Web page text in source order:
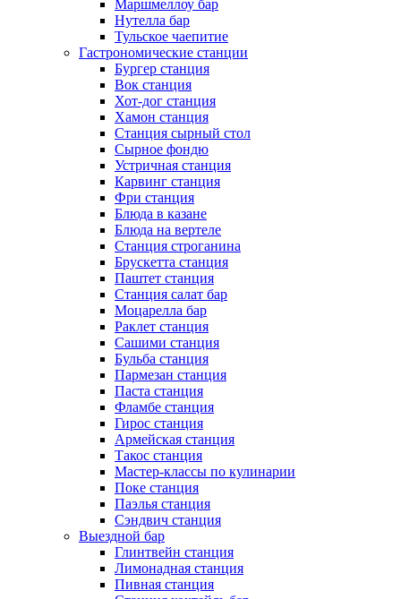
Маршмеллоу бар
Нутелла бар
Тульское чаепитие
Гастрономические станции
Бургер станция
Вок станция
Хот-дог станция
Хамон станция
Станция сырный стол
Сырное фондю
Устричная станция
Карвинг станция
Фри станция
Блюда в казане
Блюда на вертеле
Станция строганина
Брускетта станция
Паштет станция
Станция салат бар
Моцарелла бар
Раклет станция
Сашими станция
Бульба станция
Пармезан станция
Паста станция
Фламбе станция
Гирос станция
Армейская станция
Такос станция
Мастер-классы по кулинарии
Поке станция
Паэлья станция
Сэндвич станция
Выездной бар
Глинтвейн станция
Лимонадная станция
Пивная станция